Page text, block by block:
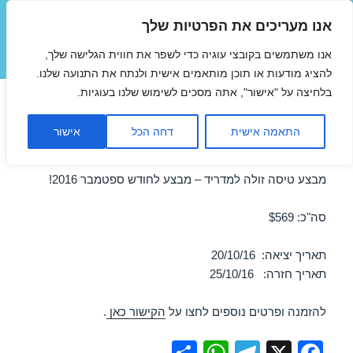
אנו מעריכים את הפרטיות שלך
אנו משתמשים בקובצי עוגיה כדי לשפר את חווית הגלישה שלך,
להציג מודעות או תוכן מותאמים אישית ולנתח את התנועה שלנו.
בלחיצה על "אישור", אתה מסכים לשימוש שלנו בעוגיות.
התאמה אישית דחה הכל אישור
תפריטים
ווידג'טים
טיסות זולות למדריד באוקטובר
20/10/2016
מבצע טיסה זולה למדריד – מבצע לחודש ספטמבר 2016!
סה"כ: $569
תאריך יציאה: 20/10/16
תאריך חזרה: 25/10/16
להזמנה ופרטים נוספים לחצו על הקישור כאן .